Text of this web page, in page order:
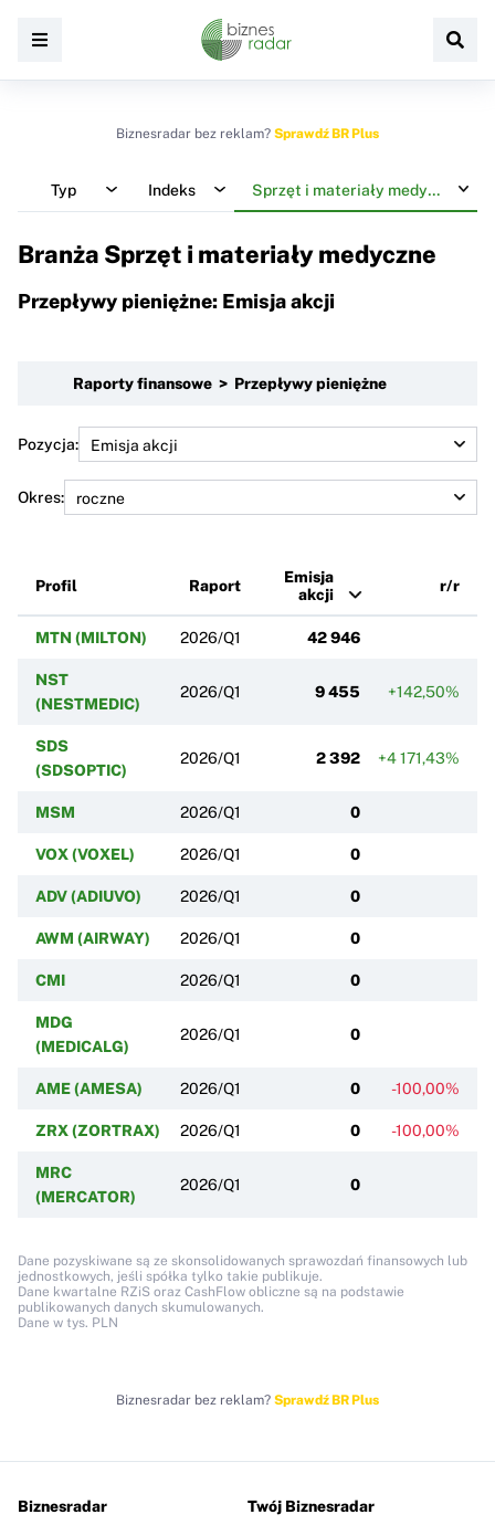
Biznesradar bez reklam? Sprawdź BR Plus
Typ Indeks Sprzęt i materiały medyczne
Branża Sprzęt i materiały medyczne
Przepływy pieniężne: Emisja akcji
Raporty finansowe > Przepływy pieniężne
Pozycja:
Okres:
Profil Raport
Emisja
akcji
r/r
MTN (MILTON) 2026/Q1 42 946
NST
(NESTMEDIC)
2026/Q1 9 455 +142,50%
SDS
(SDSOPTIC)
2026/Q1 2 392 +4 171,43%
MSM 2026/Q1 0
VOX (VOXEL) 2026/Q1 0
ADV (ADIUVO) 2026/Q1 0
AWM (AIRWAY) 2026/Q1 0
CMI 2026/Q1 0
MDG
(MEDICALG)
2026/Q1 0
AME (AMESA) 2026/Q1 0 -100,00%
ZRX (ZORTRAX) 2026/Q1 0 -100,00%
MRC
(MERCATOR)
2026/Q1 0
Dane pozyskiwane są ze skonsolidowanych sprawozdań finansowych lub
jednostkowych, jeśli spółka tylko takie publikuje.
Dane kwartalne RZiS oraz CashFlow obliczne są na podstawie
publikowanych danych skumulowanych.
Dane w tys. PLN
Biznesradar bez reklam? Sprawdź BR Plus
Biznesradar Twój Biznesradar